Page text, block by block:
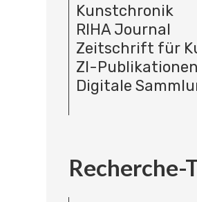
Kunstchronik
RIHA Journal
Zeitschrift für
ZI-Publikationen
Digitale
Recherche-